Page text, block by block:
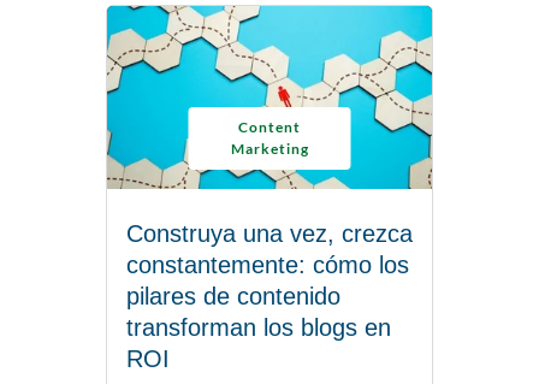
Content
Marketing
Construya una vez, crezca
constantemente: cómo los
pilares de contenido
transforman los blogs en
ROI